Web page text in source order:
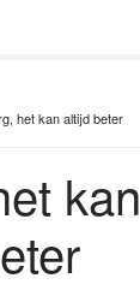
het kan altijd beter
kan